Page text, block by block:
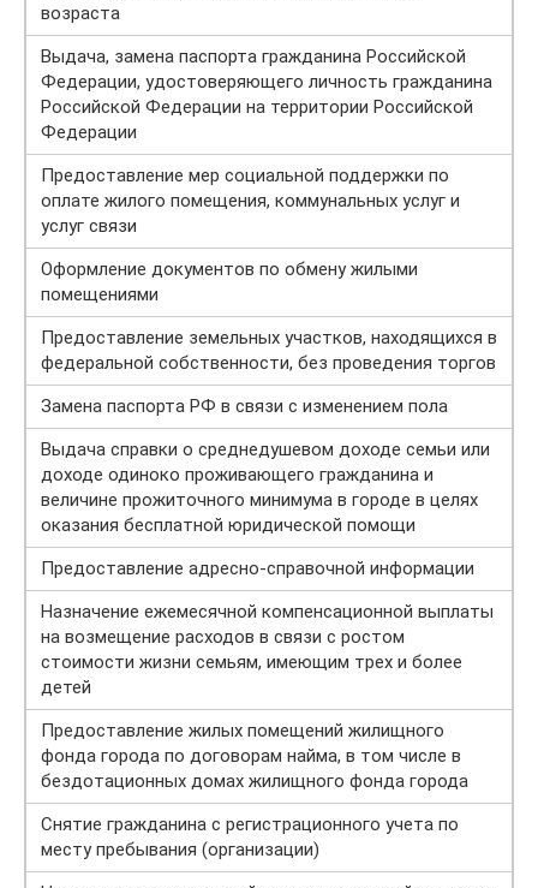
возраста
Выдача, замена паспорта гражданина Российской
Федерации, удостоверяющего личность гражданина
Российской Федерации на территории Российской
Федерации
Предоставление мер социальной поддержки по
оплате жилого помещения, коммунальных услуг и
услуг связи
Оформление документов по обмену жилыми
помещениями
Предоставление земельных участков, находящихся в
федеральной собственности, без проведения торгов
Замена паспорта РФ в связи с изменением пола
Выдача справки о среднедушевом доходе семьи или
доходе одиноко проживающего гражданина и
величине прожиточного минимума в городе в целях
оказания бесплатной юридической помощи
Предоставление адресно-справочной информации
Назначение ежемесячной компенсационной выплаты
на возмещение расходов в связи с ростом
стоимости жизни семьям, имеющим трех и более
детей
Предоставление жилых помещений жилищного
фонда города по договорам найма, в том числе в
бездотационных домах жилищного фонда города
Снятие гражданина с регистрационного учета по
месту пребывания (организации)